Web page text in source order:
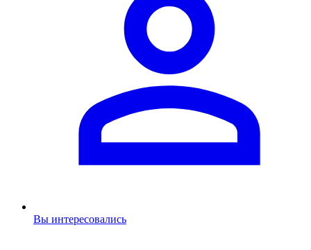
Вы интересовались